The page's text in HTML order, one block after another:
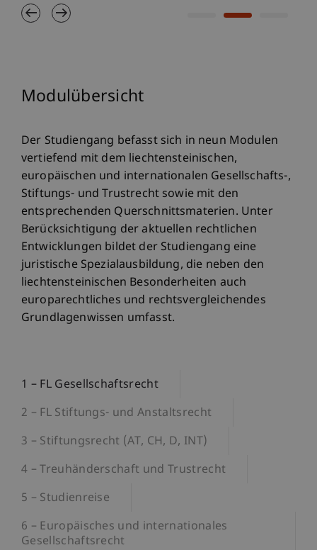
Modulübersicht
Der Studiengang befasst sich in neun Modulen
vertiefend mit dem liechtensteinischen,
europäischen und internationalen Gesellschafts-,
Stiftungs- und Trustrecht sowie mit den
entsprechenden Querschnittsmaterien. Unter
Berücksichtigung der aktuellen rechtlichen
Entwicklungen bildet der Studiengang eine
juristische Spezialausbildung, die neben den
liechtensteinischen Besonderheiten auch
europarechtliches und rechtsvergleichendes
Grundlagenwissen umfasst.
1 – FL Gesellschaftsrecht
2 – FL Stiftungs- und Anstaltsrecht
3 – Stiftungsrecht (AT, CH, D, INT)
4 – Treuhänderschaft und Trustrecht
5 – Studienreise
6 – Europäisches und internationales
Gesellschaftsrecht